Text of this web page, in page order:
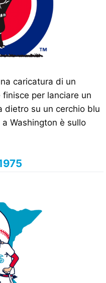
caricatura di un
per lanciare un
dietro su un cerchio blu
Washington è sullo